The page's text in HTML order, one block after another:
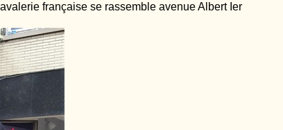
française se rassemble avenue Albert Ier